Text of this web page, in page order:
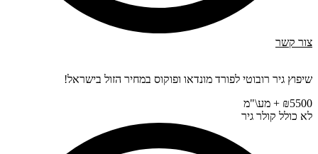
צור קשר
שיפוץ גיר רובוטי לפורד מונדאו ופוקוס במחיר הזול בישראל!
₪5500 + מע\"מ
לא כולל קולר גיר